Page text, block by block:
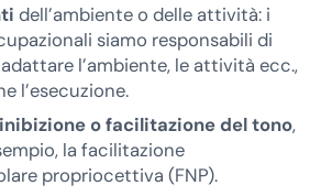
dell’ambiente o delle attività: i
siamo responsabili di
l’ambiente, le attività ecc.,
l’esecuzione.
inibizione o facilitazione del tono,
la facilitazione
propriocettiva (FNP).